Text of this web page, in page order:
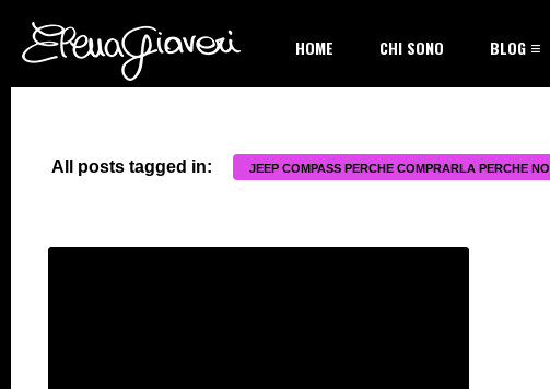
HOME CHI SONO BLOG
All posts tagged in: JEEP COMPASS PERCHE COMPRARLA PERCHE NO